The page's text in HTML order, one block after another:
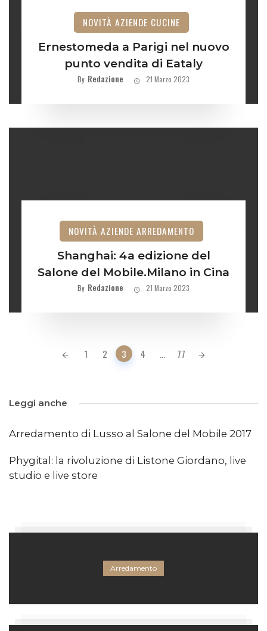
NOVITÀ AZIENDE CUCINE
Ernestomeda a Parigi nel nuovo
punto vendita di Eataly
By Redazione 21 Marzo 2023
NOVITÀ AZIENDE ARREDAMENTO
Shanghai: 4a edizione del
Salone del Mobile.Milano in Cina
By Redazione 21 Marzo 2023
1 2 3 4 ... 77
Leggi anche
Arredamento di Lusso al Salone del Mobile 2017
Phygital: la rivoluzione di Listone Giordano, live
studio e live store
Arredamento